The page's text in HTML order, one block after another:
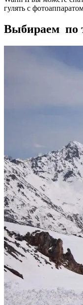
гулять с
Выбираем по